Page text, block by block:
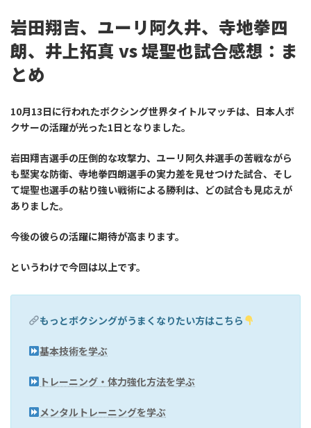
岩田翔吉、ユーリ阿久井、寺地拳四
朗、井上拓真 vs 堤聖也試合感想：ま
とめ
10月13日に行われたボクシング世界タイトルマッチは、日本人ボ
クサーの活躍が光った1日となりました。
岩田翔吉選手の圧倒的な攻撃力、ユーリ阿久井選手の苦戦ながら
も堅実な防衛、寺地拳四朗選手の実力差を見せつけた試合、そし
て堤聖也選手の粘り強い戦術による勝利は、どの試合も見応えが
ありました。
今後の彼らの活躍に期待が高まります。
というわけで今回は以上です。
もっとボクシングがうまくなりたい方はこちら
基本技術を学ぶ
トレーニング・体力強化方法を学ぶ
メンタルトレーニングを学ぶ